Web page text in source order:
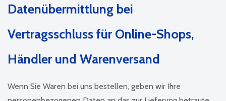
Daten­übermittlung bei
Vertragsschluss für Online-Shops,
Händler und Warenversand
Wenn Sie Waren bei uns bestellen, geben wir Ihre